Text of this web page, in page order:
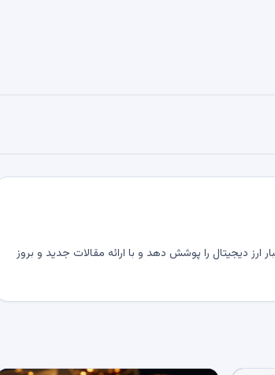
دیجیتال را پوشش دهد و با ارائه مقالات جدید و بروز